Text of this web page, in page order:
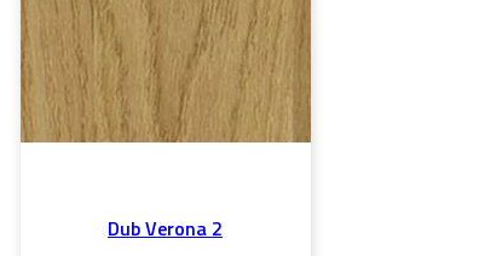
Dub Verona 2